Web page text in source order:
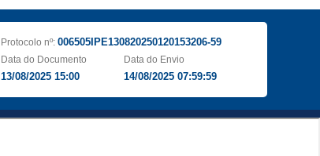
Protocolo nº: 006505IPE130820250120153206-59
Data do Documento
13/08/2025 15:00
Data do Envio
14/08/2025 07:59:59